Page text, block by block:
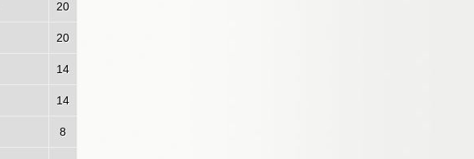
20
20
14
14
8